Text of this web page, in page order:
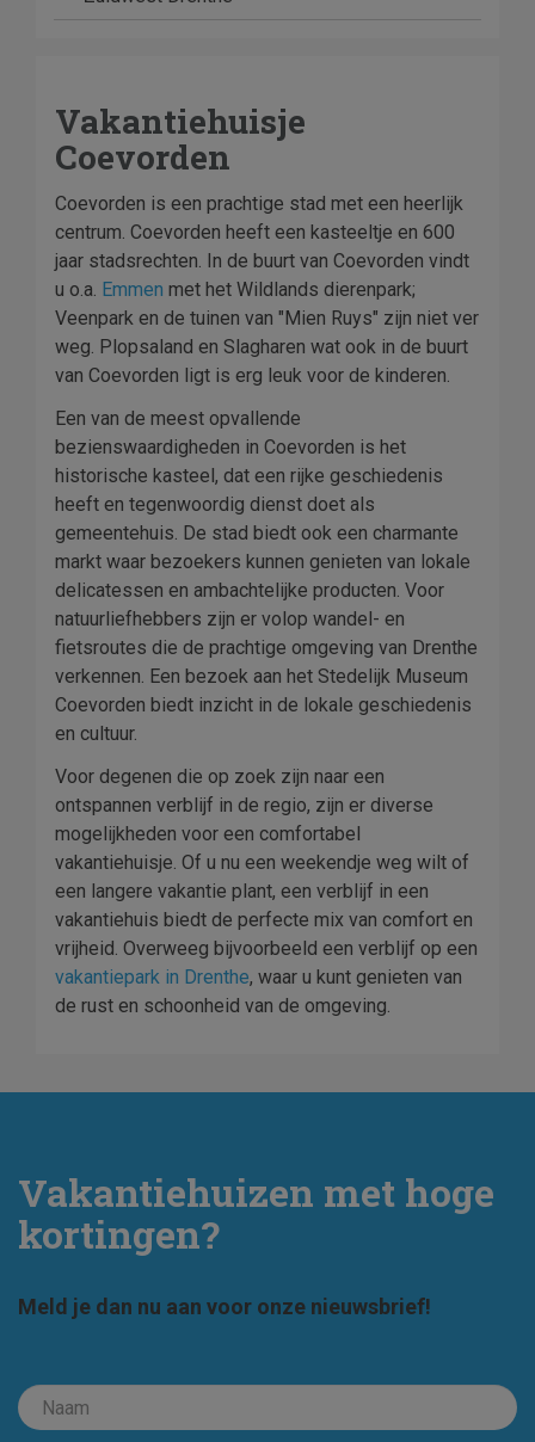
Vakantiehuisje
Coevorden
Coevorden is een prachtige stad met een heerlijk
centrum. Coevorden heeft een kasteeltje en 600
jaar stadsrechten. In de buurt van Coevorden vindt
u o.a. Emmen met het Wildlands dierenpark;
Veenpark en de tuinen van "Mien Ruys" zijn niet ver
weg. Plopsaland en Slagharen wat ook in de buurt
van Coevorden ligt is erg leuk voor de kinderen.
Een van de meest opvallende
bezienswaardigheden in Coevorden is het
historische kasteel, dat een rijke geschiedenis
heeft en tegenwoordig dienst doet als
gemeentehuis. De stad biedt ook een charmante
markt waar bezoekers kunnen genieten van lokale
delicatessen en ambachtelijke producten. Voor
natuurliefhebbers zijn er volop wandel- en
fietsroutes die de prachtige omgeving van Drenthe
verkennen. Een bezoek aan het Stedelijk Museum
Coevorden biedt inzicht in de lokale geschiedenis
en cultuur.
Voor degenen die op zoek zijn naar een
ontspannen verblijf in de regio, zijn er diverse
mogelijkheden voor een comfortabel
vakantiehuisje. Of u nu een weekendje weg wilt of
een langere vakantie plant, een verblijf in een
vakantiehuis biedt de perfecte mix van comfort en
vrijheid. Overweeg bijvoorbeeld een verblijf op een
vakantiepark in Drenthe, waar u kunt genieten van
de rust en schoonheid van de omgeving.
Vakantiehuizen met hoge
kortingen?
Meld je dan nu aan voor onze nieuwsbrief!